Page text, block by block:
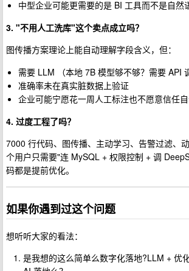
中型企业可能更需要的是 BI 工具而不是自然
3. "不用人工洗库"这个卖点成立吗？
图传播方案理论上能自动理解字段含义，但：
需要 LLM （本地 7B 模型够不够？需要 API
准确率未在真实脏数据上验证
企业可能宁愿花一周人工标注也不愿意信任
4. 过度工程了吗？
7000 行代码、图传播、主动学习、告警过滤
个用户只需要"连 MySQL + 权限控制 + 调
码都是提前优化。
如果你遇到过这个问题
想听听大家的看法：
是我想的这么简单么数字化落地?LLM + 优